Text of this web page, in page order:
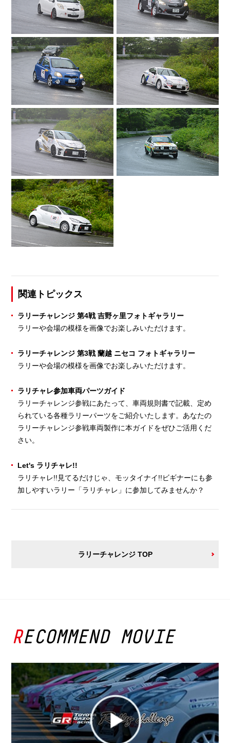
関連トピックス
ラリーチャレンジ 第4戦 吉野ヶ里フォトギャラリー
ラリーや会場の模様を画像でお楽しみいただけます。
ラリーチャレンジ 第3戦 蘭越 ニセコ フォトギャラリー
ラリーや会場の模様を画像でお楽しみいただけます。
ラリチャレ参加車両パーツガイド
ラリーチャレンジ参戦にあたって、車両規則書で記載、定め
られている各種ラリーパーツをご紹介いたします。あなたの
ラリーチャレンジ参戦車両製作に本ガイドをぜひご活用くだ
さい。
Let's ラリチャレ!!
ラリチャレ!!見てるだけじゃ、モッタイナイ!!ビギナーにも参
加しやすいラリー「ラリチャレ」に参加してみませんか？
ラリーチャレンジ TOP
RECOMMEND MOVIE